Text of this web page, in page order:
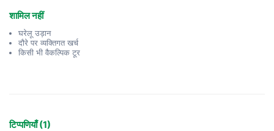
शामिल नहीं
घरेलू उड़ान
दौरे पर व्यक्तिगत खर्च
किसी भी वैकल्पिक टूर
टिप्पणियाँ (1)